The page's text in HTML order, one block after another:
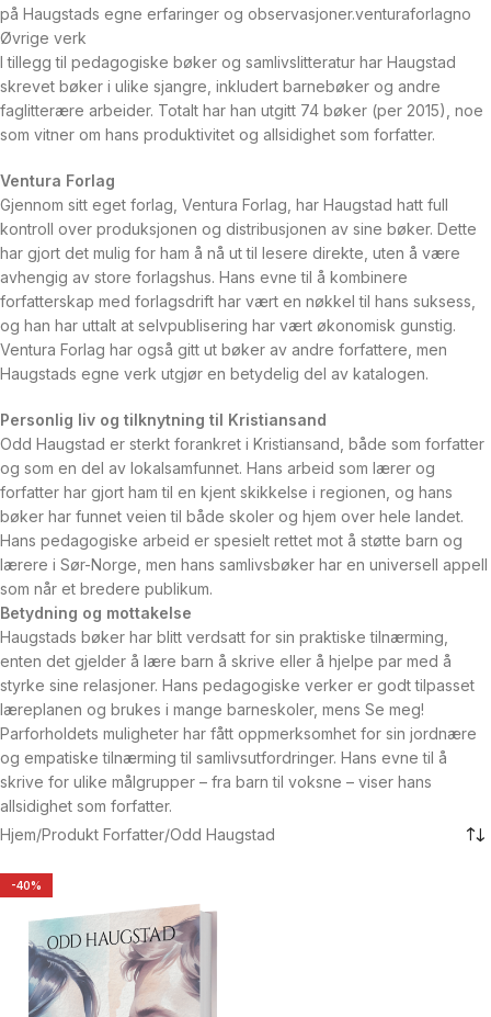
på Haugstads egne erfaringer og observasjoner.venturaforlagno
Øvrige verk
I tillegg til pedagogiske bøker og samlivslitteratur har Haugstad
skrevet bøker i ulike sjangre, inkludert barnebøker og andre
faglitterære arbeider. Totalt har han utgitt 74 bøker (per 2015), noe
som vitner om hans produktivitet og allsidighet som forfatter.
Ventura Forlag
Gjennom sitt eget forlag, Ventura Forlag, har Haugstad hatt full
kontroll over produksjonen og distribusjonen av sine bøker. Dette
har gjort det mulig for ham å nå uttil lesere direkte, uten å være
avhengig av store forlagshus. Hans evnetil å kombinere
forfatterskap med forlagsdrift har vært en nøkkeltil hans suksess,
og han har uttalt at selvpublisering har vært økonomisk gunstig.
Ventura Forlag har også gitt ut bøker av andre forfattere, men
Haugstads egne verk utgjør en betydelig del av katalogen.
Personlig liv og tilknytning til Kristiansand
Odd Haugstad er sterkt forankret i Kristiansand, både som forfatter
og som en del av lokalsamfunnet. Hans arbeid som lærer og
forfatter har gjort hamtil en kjent skikkelse i regionen, og hans
bøker har funnet veientil både skoler og hjem over hele landet.
Hans pedagogiske arbeid er spesielt rettet mot å støtte barn og
lærere i Sør-Norge, men hans samlivsbøker har en universell appell
som når et bredere publikum.
Betydning og mottakelse
Haugstads bøker har blitt verdsatt for sin praktisketilnærming,
enten det gjelder å lære barn å skrive eller å hjelpe par med å
styrke sine relasjoner. Hans pedagogiske verker er godttilpasset
læreplanen og brukes i mange barneskoler, mens Se meg!
Parforholdets muligheter har fått oppmerksomhet for sin jordnære
og empatisketilnærmingtil samlivsutfordringer. Hans evnetil å
skrive for ulike målgrupper – fra barntil voksne – viser hans
allsidighet som forfatter.
Hjem Produkt Forfatter Odd Haugstad
-40%